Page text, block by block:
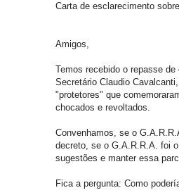
Carta de esclarecimento
Amigos,
Temos recebido o repasse
Secretário Claudio
"protetores" que
chocados e revoltados.
Convenhamos, se o
decreto, se o G.A.R.R.A. foi
sugestões e manter essa
Fica a pergunta: Como